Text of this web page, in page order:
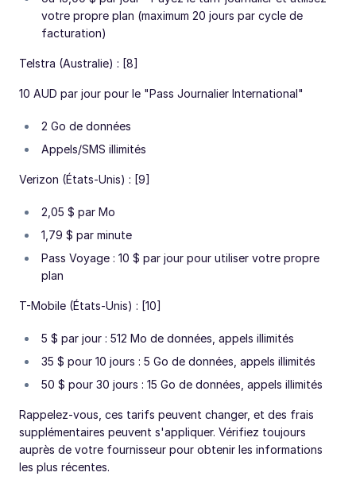
votre propre plan (maximum 20 jours par cycle de
facturation)
Telstra (Australie) : [8]
10 AUD par jour pour le "Pass Journalier International"
2 Go de données
Appels/SMS illimités
Verizon (États-Unis) : [9]
2,05 $ par Mo
1,79 $ par minute
Pass Voyage : 10 $ par jour pour utiliser votre propre
plan
T-Mobile (États-Unis) : [10]
5 $ par jour : 512 Mo de données, appels illimités
35 $ pour 10 jours : 5 Go de données, appels illimités
50 $ pour 30 jours : 15 Go de données, appels illimités
Rappelez-vous, ces tarifs peuvent changer, et des frais
supplémentaires peuvent s'appliquer. Vérifiez toujours
auprès de votre fournisseur pour obtenir les informations
les plus récentes.